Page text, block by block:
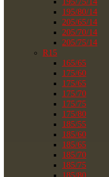
195/80/14
205/65/14
205/70/14
205/75/14
R15
165/65
175/60
175/65
175/70
175/75
175/80
185/55
185/60
185/65
185/70
185/75
185/80